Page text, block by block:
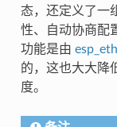
态，还定义了一
性、自动协商配
功能是由
的，这也大大降
度。